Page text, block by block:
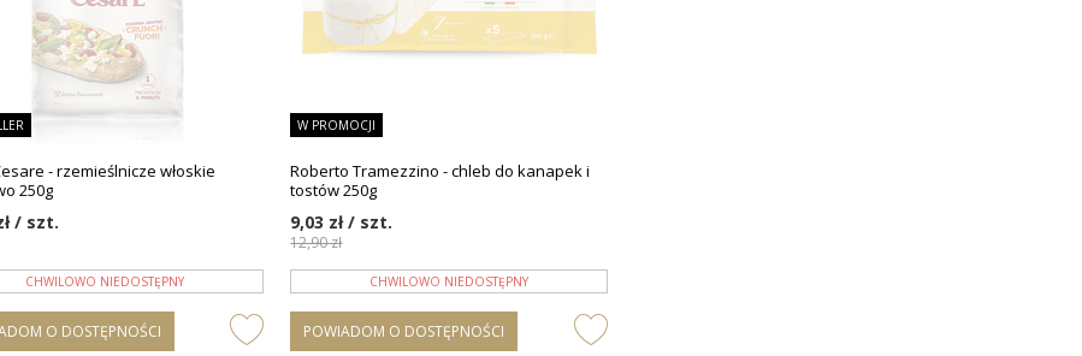
- rzemieślnicze włoskie
250g
/ szt.
CHWILOWO NIEDOSTĘPNY
O DOSTĘPNOŚCI
W PROMOCJI
Roberto Tramezzino - chleb do kanapek i
tostów 250g
12,90 zł
9,03 zł / szt.
CHWILOWO NIEDOSTĘPNY
POWIADOM O DOSTĘPNOŚCI